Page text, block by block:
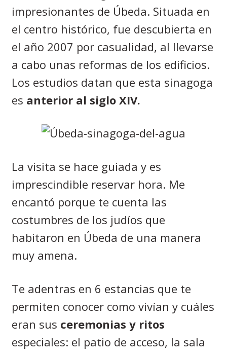
impresionantes de Úbeda. Situada en
el centro histórico, fue descubierta en
el año 2007 por casualidad, al llevarse
a cabo unas reformas de los edificios.
Los estudios datan que esta sinagoga
es anterior al siglo XIV.
La visita se hace guiada y es
imprescindible reservar hora. Me
encantó porque te cuenta las
costumbres de los judíos que
habitaron en Úbeda de una manera
muy amena.
Te adentras en 6 estancias que te
permiten conocer como vivían y cuáles
eran sus ceremonias y ritos
especiales: el patio de acceso, la sala